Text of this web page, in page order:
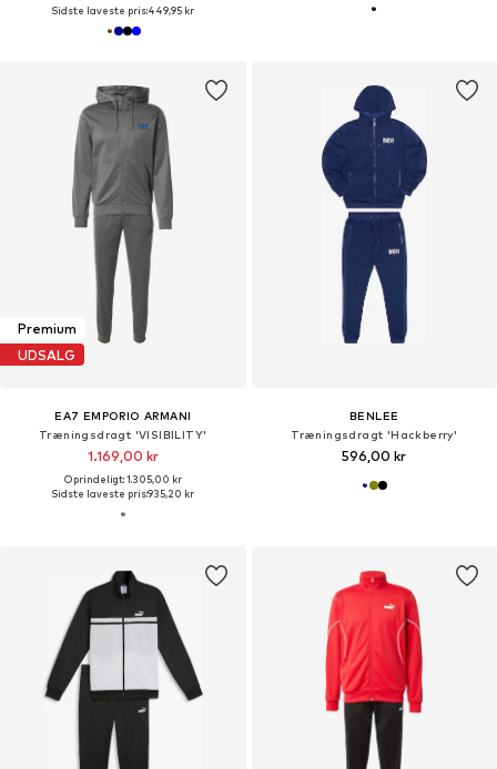
Sidste laveste pris:449,95 kr
Premium
UDSALG
EA7 EMPORIO ARMANI
Træningsdragt 'VISIBILITY'
1.169,00 kr
Oprindeligt: 1.305,00 kr
Sidste laveste pris:935,20 kr
BENLEE
Træningsdragt 'Hackberry'
596,00 kr